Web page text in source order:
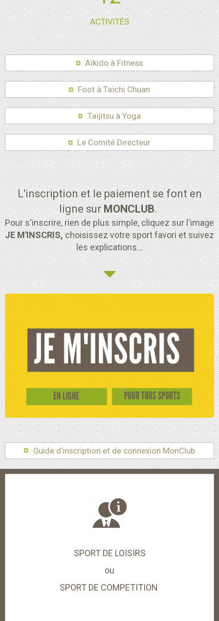
ACTIVITÉS
Aïkido à Fitness
Foot à Taïchi Chuan
Taïjitsu à Yoga
Le Comité Directeur
L'inscription et le paiement se font en
ligne surMONCLUB.
Pour s'inscrire, rien de plus simple, cliquez sur l'image
JE M'INSCRIS,choisissez votre sport favori et suivez
les explications...
Guide d’inscription et de connexion MonClub
SPORT DE LOISIRS
ou
SPORT DE COMPETITION